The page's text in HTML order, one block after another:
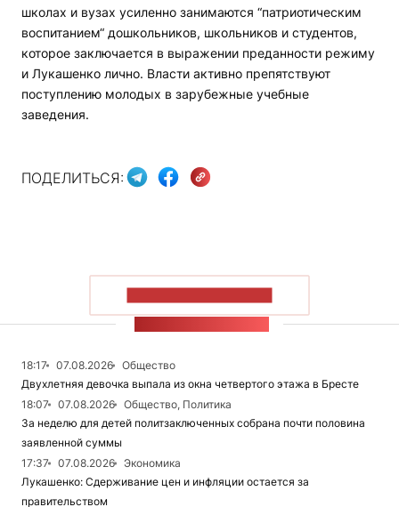
школах и вузах усиленно занимаются “патриотическим
воспитанием“ дошкольников, школьников и студентов,
которое заключается в выражении преданности режиму
и Лукашенко лично. Власти активно препятствуют
поступлению молодых в зарубежные учебные
заведения.
ПОДЕЛИТЬСЯ:
18:17 07.08.2026
Общество
Двухлетняя девочка выпала из окна четвертого этажа в Бресте
18:07
07.08.2026
Общество, Политика
За неделю для детей политзаключенных собрана почти половина
заявленной суммы
17:37
07.08.2026
Экономика
Лукашенко: Сдерживание цен и инфляции остается за
правительством